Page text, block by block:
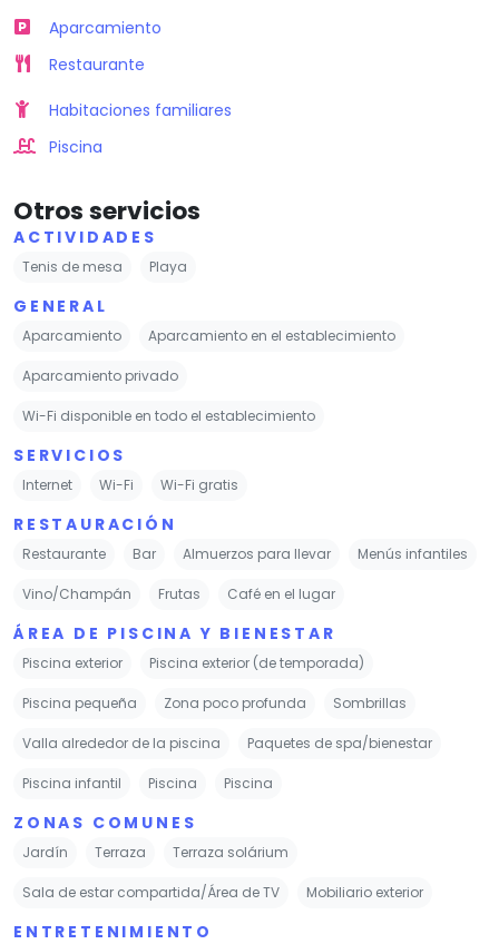
Aparcamiento
Restaurante
Habitaciones familiares
Piscina
Otros servicios
ACTIVIDADES
Tenis de mesa Playa
GENERAL
Aparcamiento Aparcamiento en el establecimiento
Aparcamiento privado
Wi-Fi disponible en todo el establecimiento
SERVICIOS
Internet Wi-Fi Wi-Fi gratis
RESTAURACIÓN
Restaurante Bar Almuerzos para llevar Menús infantiles
Vino/Champán Frutas Café en el lugar
ÁREA DE PISCINA Y BIENESTAR
Piscina exterior Piscina exterior (de temporada)
Piscina pequeña Zona poco profunda Sombrillas
Valla alrededor de la piscina Paquetes de spa/bienestar
Piscina infantil Piscina Piscina
ZONAS COMUNES
Jardín Terraza Terraza solárium
Sala de estar compartida/Área de TV Mobiliario exterior
ENTRETENIMIENTO